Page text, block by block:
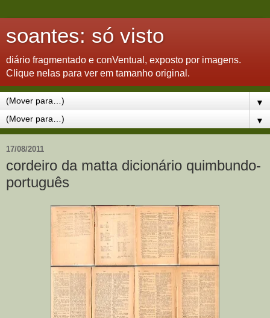
soantes: só visto
diário fragmentado e conVentual, exposto por imagens.
Clique nelas para ver em tamanho original.
▼
▼
17/08/2011
cordeiro da matta dicionário quimbundo-
português